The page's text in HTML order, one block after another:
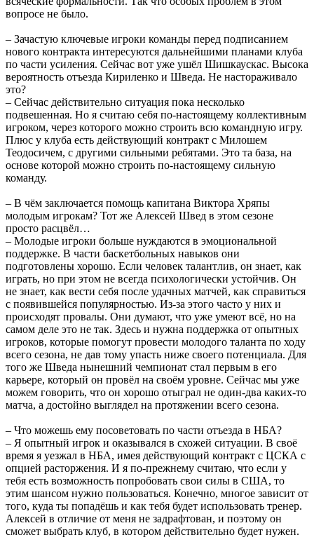
вопросе не было.
– Зачастую ключевые игроки команды перед подписанием
нового контракта интересуются дальнейшими планами клуба
по части усиления. Сейчас вот уже ушёл Шишкаускас. Высока
вероятность отъезда Кириленко и Шведа. Не настораживало
это?
– Сейчас действительно ситуация пока несколько
подвешенная. Но я считаю себя по-настоящему коллективным
игроком, через которого можно строить всю командную игру.
Плюс у клуба есть действующий контракт с Милошем
Теодосичем, с другими сильными ребятами. Это та база, на
основе которой можно строить по-настоящему сильную
команду.
– В чём заключается помощь капитана Виктора Хряпы
молодым игрокам? Тот же Алексей Швед в этом сезоне
просто расцвёл…
– Молодые игроки больше нуждаются в эмоциональной
поддержке. В части баскетбольных навыков они
подготовлены хорошо. Если человек талантлив, он знает, как
играть, но при этом не всегда психологически устойчив. Он
не знает, как вести себя после удачных матчей, как справиться
с появившейся популярностью. Из-за этого часто у них и
происходят провалы. Они думают, что уже умеют всё, но на
самом деле это не так. Здесь и нужна поддержка от опытных
игроков, которые помогут провести молодого таланта по ходу
всего сезона, не дав тому упасть ниже своего потенциала. Для
того же Шведа нынешний чемпионат стал первым в его
карьере, который он провёл на своём уровне. Сейчас мы уже
можем говорить, что он хорошо отыграл не один-два каких-то
матча, а достойно выглядел на протяжении всего сезона.
– Что можешь ему посоветовать по части отъезда в НБА?
– Я опытный игрок и оказывался в схожей ситуации. В своё
время я уезжал в НБА, имея действующий контракт с ЦСКА с
опцией расторжения. И я по-прежнему считаю, что если у
тебя есть возможность попробовать свои силы в США, то
этим шансом нужно пользоваться. Конечно, многое зависит от
того, куда ты попадёшь и как тебя будет использовать тренер.
Алексей в отличие от меня не задрафтован, и поэтому он
сможет выбрать клуб, в котором действительно будет нужен.